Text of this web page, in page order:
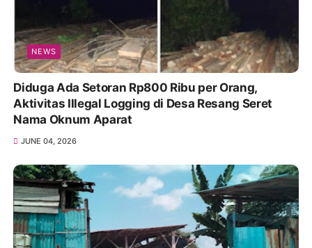
NEWS
Diduga Ada Setoran Rp800 Ribu per Orang,
Aktivitas Illegal Logging di Desa Resang Seret
Nama Oknum Aparat
JUNE 04, 2026